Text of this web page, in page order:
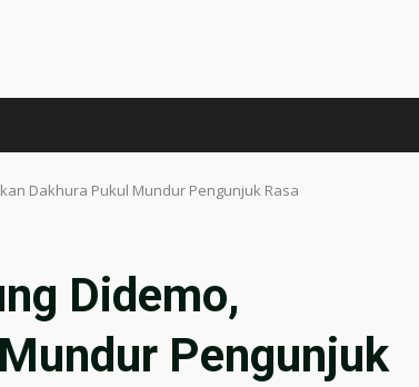
Dakhura Pukul Mundur Pengunjuk Rasa
Didemo,
Pengunjuk